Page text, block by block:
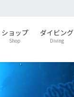
ショップ
Shop
ダイビング
Diving